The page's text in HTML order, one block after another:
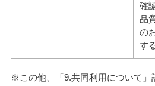
確
品
の
す
※この他、「9.共同利用について」